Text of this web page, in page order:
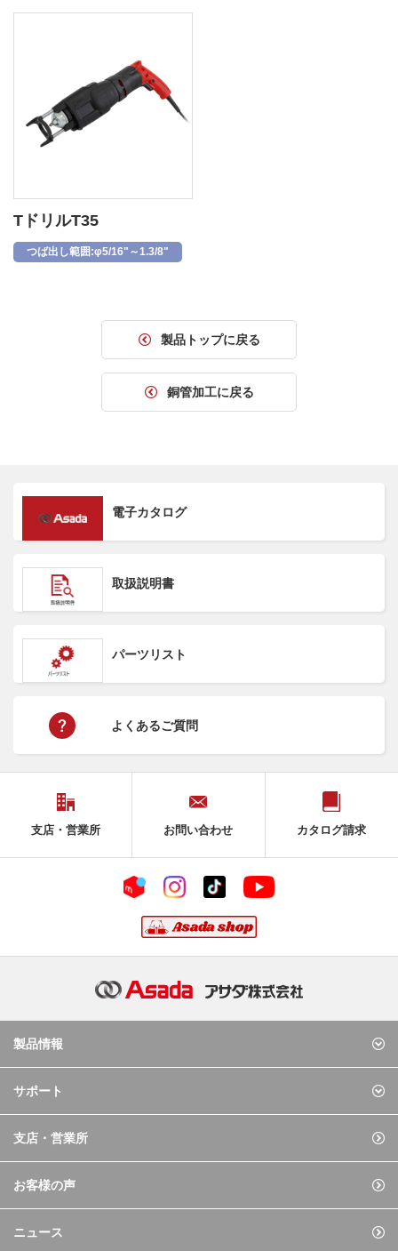
TドリルT35
つば出し範囲:φ5/16"～1.3/8"
製品トップに戻る
銅管加工に戻る
電子カタログ
取扱説明書
パーツリスト
よくあるご質問
支店・営業所 お問い合わせ カタログ請求
製品情報
サポート
支店・営業所
お客様の声
ニュース